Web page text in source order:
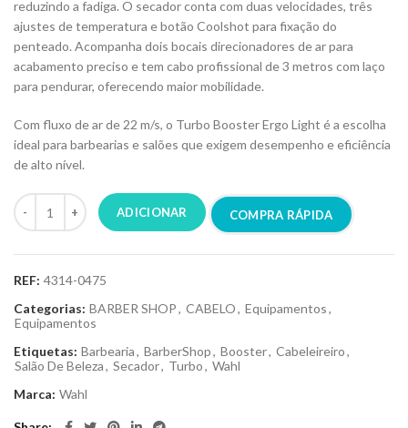
reduzindo a fadiga. O secador conta com duas velocidades, três
ajustes de temperatura e botão Coolshot para fixação do
penteado. Acompanha dois bocais direcionadores de ar para
acabamento preciso e tem cabo profissional de 3 metros com laço
para pendurar, oferecendo maior mobilidade.
Com fluxo de ar de 22 m/s, o Turbo Booster Ergo Light é a escolha
ideal para barbearias e salões que exigem desempenho e eficiência
de alto nível.
ADICIONAR COMPRA RÁPIDA
REF: 4314-0475
Categorias: BARBER SHOP, CABELO, Equipamentos,
Equipamentos
Etiquetas: Barbearia, BarberShop, Booster, Cabeleireiro,
Salão De Beleza, Secador, Turbo, Wahl
Marca: Wahl